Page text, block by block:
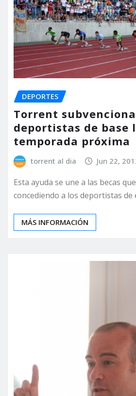
DEPORTES
Torrent
deportistas de base
temporada próxima
torrent al dia Jun 22,
Esta ayuda se une a las becas
concediendo a los deportistas de
MÁS INFORMACIÓN